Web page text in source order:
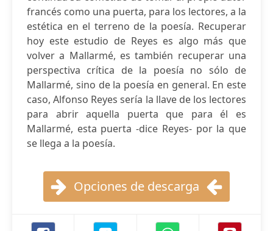
francés como una puerta, para los lectores, a la
estética en el terreno de la poesía. Recuperar
hoy este estudio de Reyes es algo más que
volver a Mallarmé, es también recuperar una
perspectiva crítica de la poesía no sólo de
Mallarmé, sino de la poesía en general. En este
caso, Alfonso Reyes sería la llave de los lectores
para abrir aquella puerta que para él es
Mallarmé, esta puerta -dice Reyes- por la que
se llega a la poesía.
Opciones de descarga